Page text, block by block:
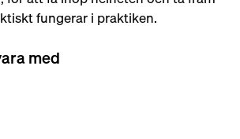
fungerar i praktiken.
med